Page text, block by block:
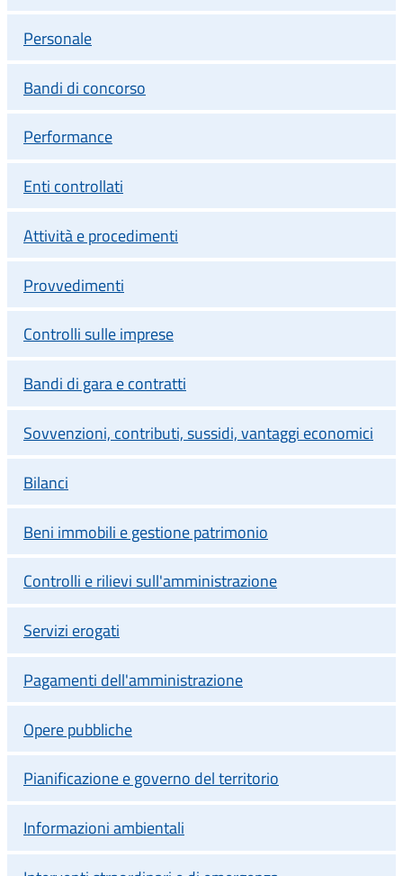
Personale
Bandi di concorso
Performance
Enti controllati
Attività e procedimenti
Provvedimenti
Controlli sulle imprese
Bandi di gara e contratti
Sovvenzioni, contributi, sussidi, vantaggi economici
Bilanci
Beni immobili e gestione patrimonio
Controlli e rilievi sull'amministrazione
Servizi erogati
Pagamenti dell'amministrazione
Opere pubbliche
Pianificazione e governo del territorio
Informazioni ambientali